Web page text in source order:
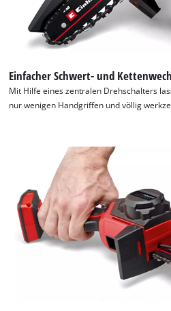
Einfacher Schwert- und
Mit Hilfe eines zentralen Drehschalters
nur wenigen Handgriffen und völlig